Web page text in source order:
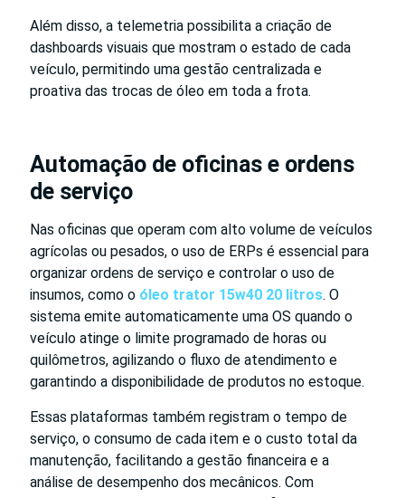
Além disso, a telemetria possibilita a criação de
dashboards visuais que mostram o estado de cada
veículo, permitindo uma gestão centralizada e
proativa das trocas de óleo em toda a frota.
Automação de oficinas e ordens
de serviço
Nas oficinas que operam com alto volume de veículos
agrícolas ou pesados, o uso de ERPs é essencial para
organizar ordens de serviço e controlar o uso de
insumos, como o óleo trator 15w40 20 litros. O
sistema emite automaticamente uma OS quando o
veículo atinge o limite programado de horas ou
quilômetros, agilizando o fluxo de atendimento e
garantindo a disponibilidade de produtos no estoque.
Essas plataformas também registram o tempo de
serviço, o consumo de cada item e o custo total da
manutenção, facilitando a gestão financeira e a
análise de desempenho dos mecânicos. Com